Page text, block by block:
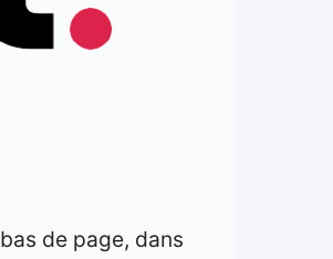
de page, dans